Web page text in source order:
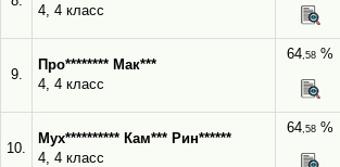
4, 4 класс
9.
Про******** Мак***
4, 4 класс
64,58 %
10.
Мух********** Кам*** Рин******
4, 4 класс
64,58 %